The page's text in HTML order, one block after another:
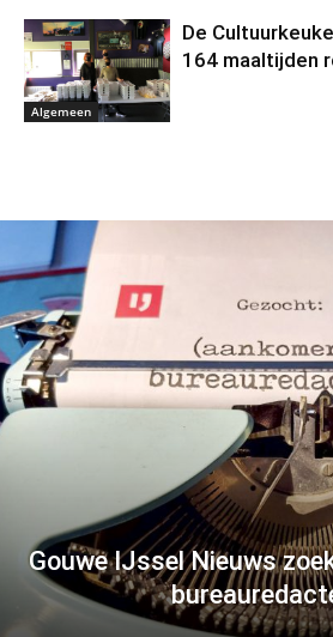
Algemeen
De
164 maaltijden
Gouwe IJssel Nieuws